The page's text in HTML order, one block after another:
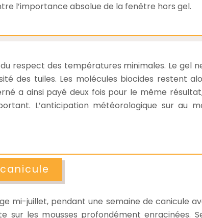
l’importance absolue de la fenêtre hors gel.
respect des températures minimales. Le gel
des tuiles. Les molécules biocides restent
a ainsi payé deux fois pour le même
L’anticipation météorologique sur au
mi-juillet, pendant une semaine de canicule
les mousses profondément enracinées.